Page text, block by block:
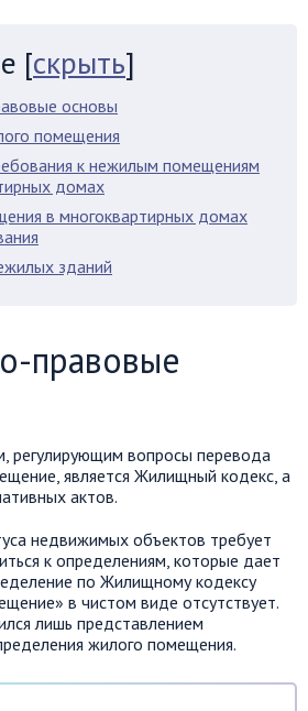
[скрыть]
основы
помещения
к нежилым помещениям
домах
в многоквартирных домах
зданий
правовые
регулирующим вопросы перевода
является Жилищный кодекс, а
актов.
недвижимых объектов требует
к определениям, которые дает
по Жилищному кодексу
в чистом виде отсутствует.
лишь представлением
жилого помещения.